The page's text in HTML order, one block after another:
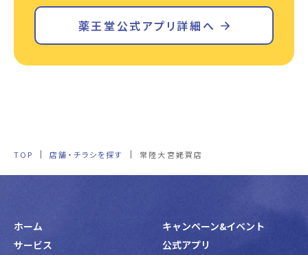
薬王堂公式アプリ詳細へ
TOP 店舗・チラシを探す 常陸大宮姥賀店
ホーム
キャンペーン&イベント
サービス
公式アプリ